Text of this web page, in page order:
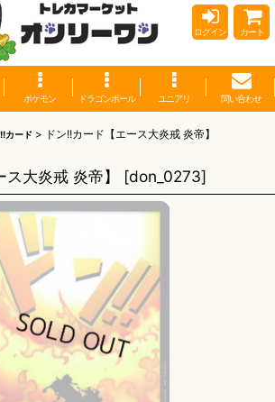
ログイン カート
ポケモン ドラゴンボール ユニアリ 問い合わせ
カード > ドン!!カード【エース大炎戒 炎帝】
大炎戒 炎帝】 [don_0273]